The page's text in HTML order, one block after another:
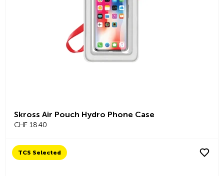
Skross Air Pouch Hydro Phone Case
CHF 18.40
TCS Selected